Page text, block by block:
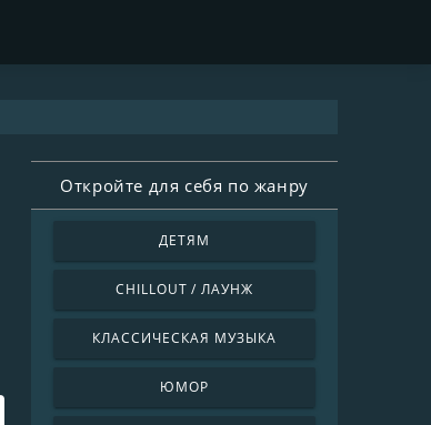
Откройте для себя по жанру
ДЕТЯМ
CHILLOUT / ЛАУНЖ
КЛАССИЧЕСКАЯ МУЗЫКА
ЮМОР